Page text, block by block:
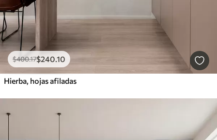
$400.17$240 .10
Hierba, hojas afiladas